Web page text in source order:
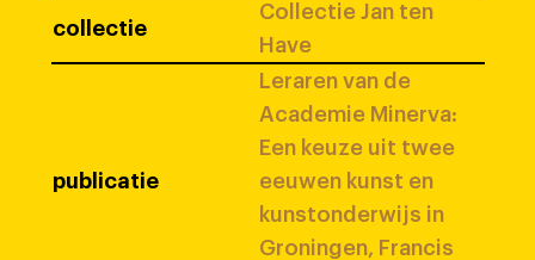
collectie
Collectie Jan ten
Have
publicatie
Leraren van de
Academie Minerva:
Een keuze uit twee
eeuwen kunst en
kunstonderwijs in
Groningen, Francis